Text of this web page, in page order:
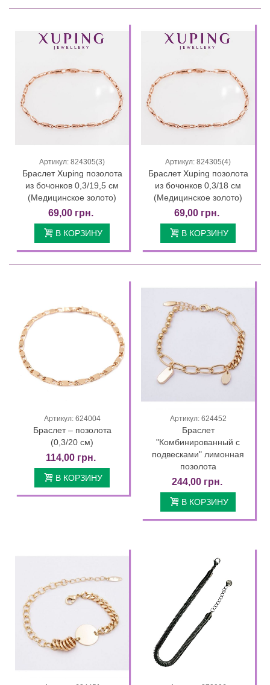
Артикул: 824305(3)
Браслет Xuping позолота
из бочонков 0,3/19,5 см
(Медицинское золото)
69,00 грн.
В КОРЗИНУ
Артикул: 824305(4)
Браслет Xuping позолота
из бочонков 0,3/18 см
(Медицинское золото)
69,00 грн.
В КОРЗИНУ
Артикул: 624004
Браслет – позолота
(0,3/20 см)
114,00 грн.
В КОРЗИНУ
Артикул: 624452
Браслет
"Комбинированный с
подвесками" лимонная
позолота
244,00 грн.
В КОРЗИНУ